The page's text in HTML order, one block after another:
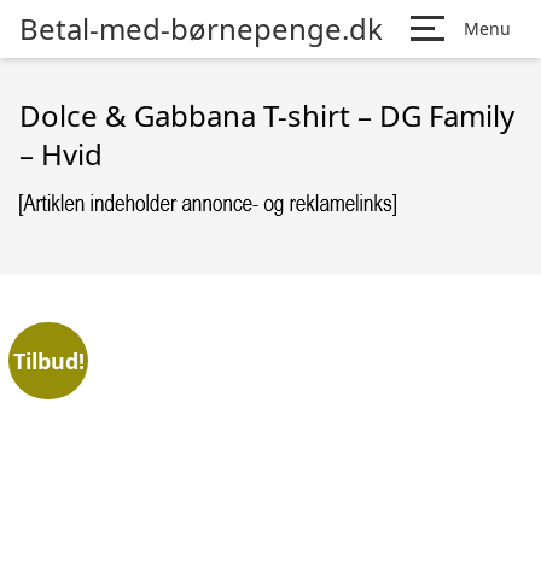
Betal-med-børnepenge.dk Menu
Dolce & Gabbana T-shirt – DG Family
– Hvid
Tilbud!